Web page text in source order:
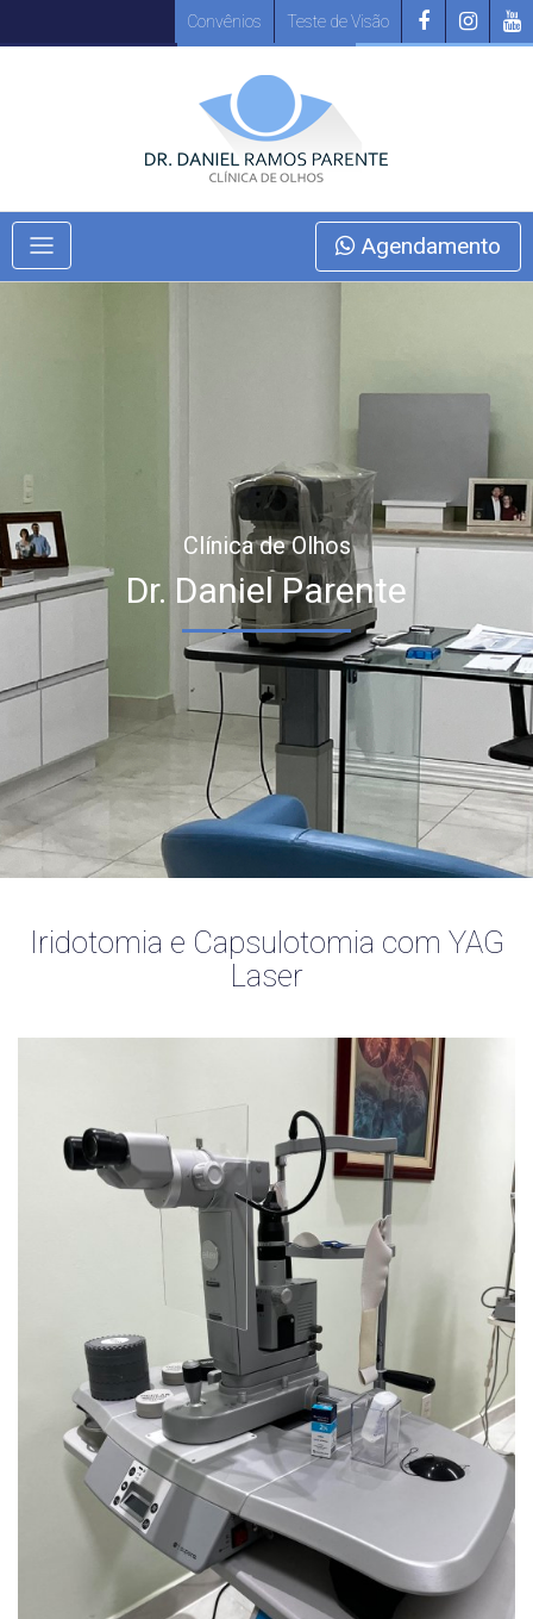
Convênios Teste de Visão
Agendamento
Clínica de Olhos
Dr. Daniel Parente
Iridotomia e Capsulotomia com YAG
Laser